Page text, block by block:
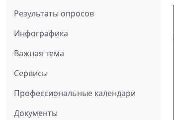
Результаты опросов
Инфографика
Важная тема
Сервисы
Профессиональные календари
Документы